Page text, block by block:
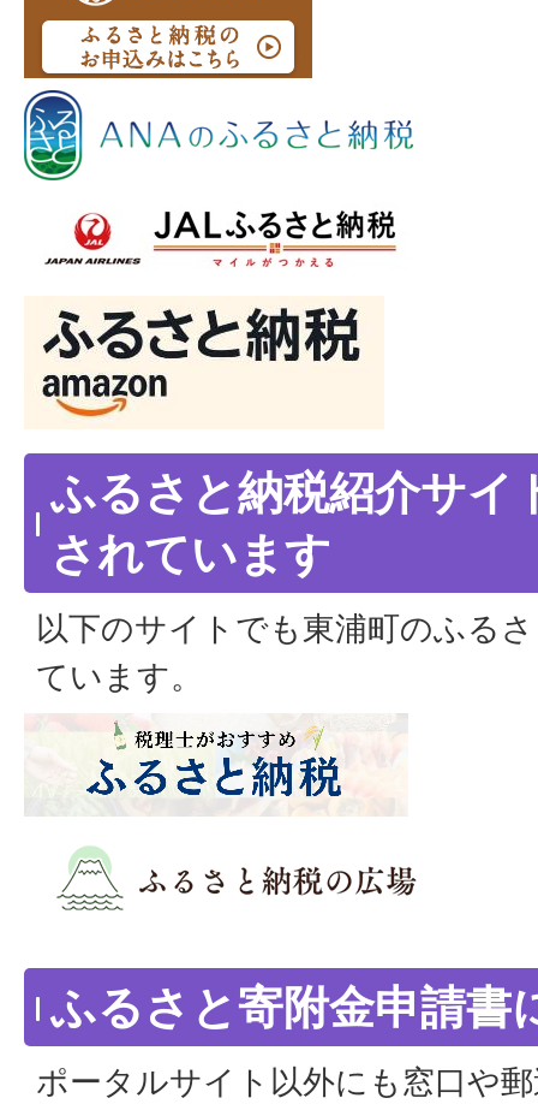
ふるさと納税紹介サイ
されています
以下のサイトでも東浦町のふる
ています。
ふるさと寄附金申請書
ポータルサイト以外にも窓口や